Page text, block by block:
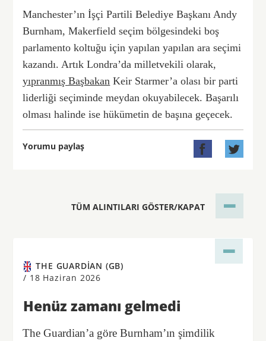
Manchester’ın İşçi Partili Belediye Başkanı Andy
Burnham, Makerfield seçim bölgesindeki boş
parlamento koltuğu için yapılan yapılan ara seçimi
kazandı. Artık Londra’da milletvekili olarak,
yıpranmış Başbakan Keir Starmer’a olası bir parti
liderliği seçiminde meydan okuyabilecek. Başarılı
olması halinde ise hükümetin de başına geçecek.
Yorumu paylaş  
TÜM ALINTILARI GÖSTER/KAPAT
THE GUARDIAN (GB)
/ 18 Haziran 2026
Henüz zamanı gelmedi
The Guardian’a göre Burnham’ın şimdilik